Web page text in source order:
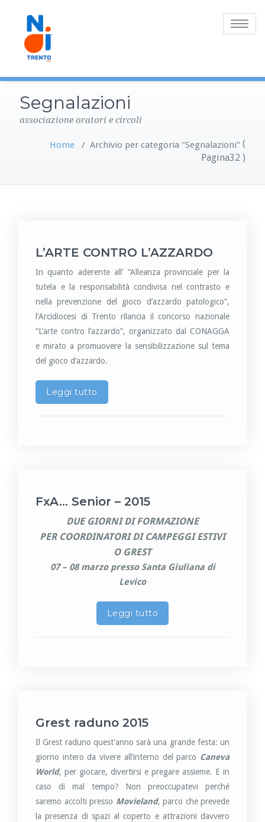
Toggle
Segnalazioni
associazione oratori e circoli
Home / Archivio per categoria "Segnalazioni" (
Pagina32 )
L’ARTE CONTRO L’AZZARDO
In quanto aderente all’ “Alleanza provinciale per la
tutela e la responsabilità condivisa nel contrasto e
nella prevenzione del gioco d’azzardo patologico”,
l’Arcidiocesi di Trento rilancia il concorso nazionale
“L’arte contro l’azzardo”, organizzato dal CONAGGA
e mirato a promuovere la sensibilizzazione sul tema
del gioco d’azzardo.
Leggi tutto
FxA… Senior – 2015
DUE GIORNI DI FORMAZIONE
PER COORDINATORI DI CAMPEGGI ESTIVI
O GREST
07 – 08 marzo presso Santa Giuliana di
Levico
Leggi tutto
Grest raduno 2015
Il Grest raduno quest’anno sarà una grande festa: un
giorno intero da vivere all’interno del parco Caneva
World, per giocare, divertirsi e pregare assieme. E in
caso di mal tempo? Non preoccupatevi perché
saremo accolti presso Movieland, parco che prevede
la presenza di spazi al coperto e attrazioni davvero